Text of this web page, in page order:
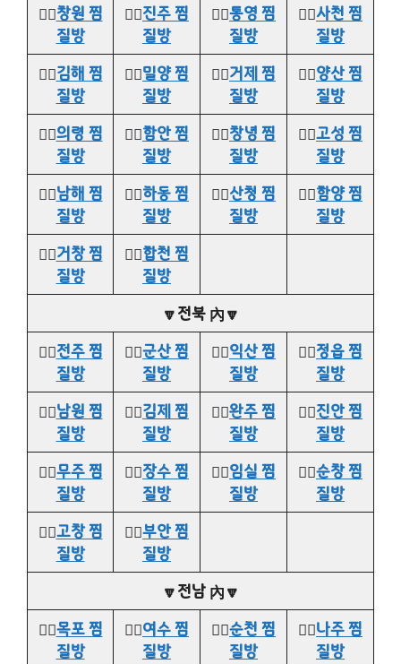
👉🏻창원 찜
질방
👉🏻진주 찜
질방
👉🏻통영 찜
질방
👉🏻사천 찜
질방
👉🏻김해 찜
질방
👉🏻밀양 찜
질방
👉🏻거제 찜
질방
👉🏻양산 찜
질방
👉🏻의령 찜
질방
👉🏻함안 찜
질방
👉🏻창녕 찜
질방
👉🏻고성 찜
질방
👉🏻남해 찜
질방
👉🏻하동 찜
질방
👉🏻산청 찜
질방
👉🏻함양 찜
질방
👉🏻거창 찜
질방
👉🏻합천 찜
질방
🔽전북 內🔽
👉🏻전주 찜
질방
👉🏻군산 찜
질방
👉🏻익산 찜
질방
👉🏻정읍 찜
질방
👉🏻남원 찜
질방
👉🏻김제 찜
질방
👉🏻완주 찜
질방
👉🏻진안 찜
질방
👉🏻무주 찜
질방
👉🏻장수 찜
질방
👉🏻임실 찜
질방
👉🏻순창 찜
질방
👉🏻고창 찜
질방
👉🏻부안 찜
질방
🔽전남 內🔽
👉🏻목포 찜
질방
👉🏻여수 찜
질방
👉🏻순천 찜
질방
👉🏻나주 찜
질방